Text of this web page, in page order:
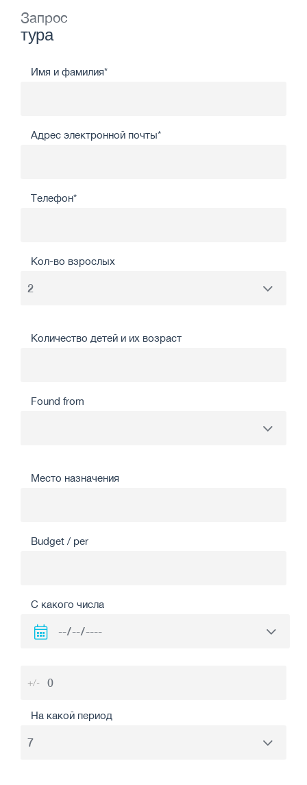
Запрос
тура
Имя и фамилия*
Адрес электронной почты*
Телефон*
Кол-во взрослых
Количество детей и их возраст
Found from
Место назначения
Budget / per
С какого числа
+/-
На какой период